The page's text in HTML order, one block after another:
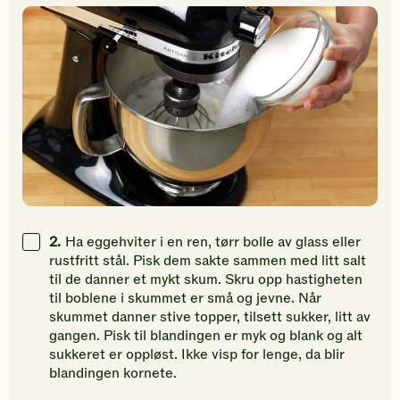
2. Ha eggehviter i en ren, tørr bolle av glass eller
rustfritt stål. Pisk dem sakte sammen med litt salt
til de danner et mykt skum. Skru opp hastigheten
til boblene i skummet er små og jevne. Når
skummet danner stive topper, tilsett sukker, litt av
gangen. Pisk til blandingen er myk og blank og alt
sukkeret er oppløst. Ikke visp for lenge, da blir
blandingen kornete.